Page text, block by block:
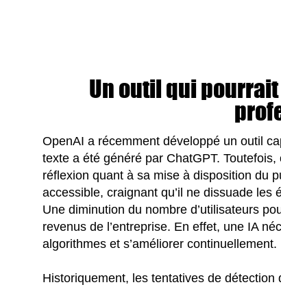
Un outil qui
OpenAI a récemment développé un outil
texte a été généré par ChatGPT.
réflexion quant à sa mise à disposition du
accessible, craignant qu’il ne dissuade les
Une diminution du nombre d’utilisateurs
revenus de l’entreprise. En effet, une IA
algorithmes et s’améliorer continuellement.
Historiquement, les tentatives de détection